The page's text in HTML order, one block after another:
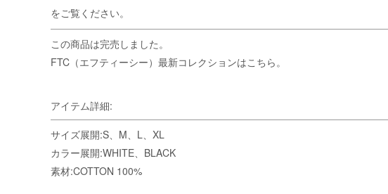
をご覧ください。
この商品は完売しました。
FTC（エフティーシー）最新コレクションはこちら。
アイテム詳細:
サイズ展開:S、M、L、XL
カラー展開:WHITE、BLACK
素材:COTTON 100%